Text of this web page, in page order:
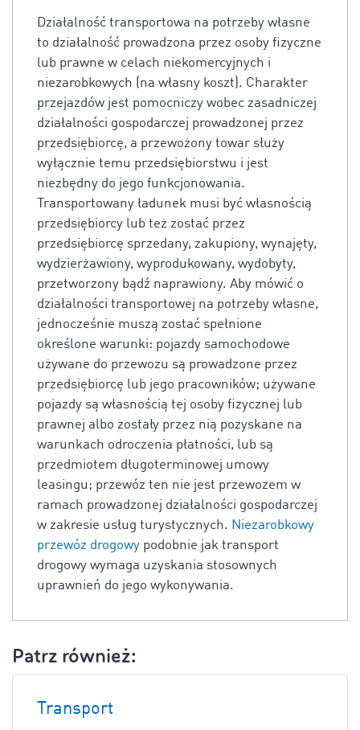
Działalność transportowa na potrzeby własne
to działalność prowadzona przez osoby fizyczne
lub prawne w celach niekomercyjnych i
niezarobkowych (na własny koszt). Charakter
przejazdów jest pomocniczy wobec zasadniczej
działalności gospodarczej prowadzonej przez
przedsiębiorcę, a przewożony towar służy
wyłącznie temu przedsiębiorstwu i jest
niezbędny do jego funkcjonowania.
Transportowany ładunek musi być własnością
przedsiębiorcy lub też zostać przez
przedsiębiorcę sprzedany, zakupiony, wynajęty,
wydzierżawiony, wyprodukowany, wydobyty,
przetworzony bądź naprawiony. Aby mówić o
działalności transportowej na potrzeby własne,
jednocześnie muszą zostać spełnione
określone warunki: pojazdy samochodowe
używane do przewozu są prowadzone przez
przedsiębiorcę lub jego pracowników; używane
pojazdy są własnością tej osoby fizycznej lub
prawnej albo zostały przez nią pozyskane na
warunkach odroczenia płatności, lub są
przedmiotem długoterminowej umowy
leasingu; przewóz ten nie jest przewozem w
ramach prowadzonej działalności gospodarczej
w zakresie usług turystycznych. Niezarobkowy
przewóz drogowy podobnie jak transport
drogowy wymaga uzyskania stosownych
uprawnień do jego wykonywania.
Patrz również:
Transport